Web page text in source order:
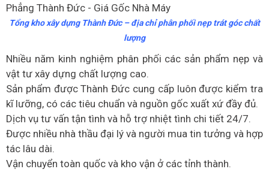
Tổng kho xây dựng Thành Đức – địa chỉ phân phối nẹp trát góc chất
lượng
Nhiều năm kinh nghiệm phân phối các sản phẩm nẹp và
vật tư xây dựng chất lượng cao.
Sản phẩm được Thành Đức cung cấp luôn được kiểm tra
kĩ lưỡng, có các tiêu chuẩn và nguồn gốc xuất xứ đầy đủ.
Dịch vụ tư vấn tận tình và hỗ trợ nhiệt tình chi tiết 24/7.
Được nhiều nhà thầu đại lý và người mua tin tưởng và hợp
tác lâu dài.
Vận chuyển toàn quốc và kho vận ở các tỉnh thành.